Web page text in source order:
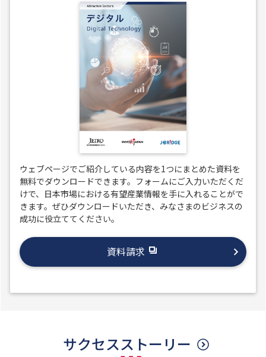
ウェブページでご紹介している内容を1つにまとめた資料を
無料でダウンロードできます。フォームにご入力いただくだ
けで、日本市場における有望産業情報を手に入れることがで
きます。ぜひダウンロードいただき、みなさまのビジネスの
成功に役立ててください。
資料請求
サクセスストーリー